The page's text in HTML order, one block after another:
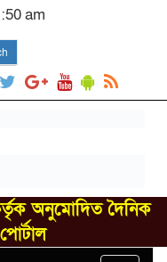
am
অনুমোদিত দৈনিক